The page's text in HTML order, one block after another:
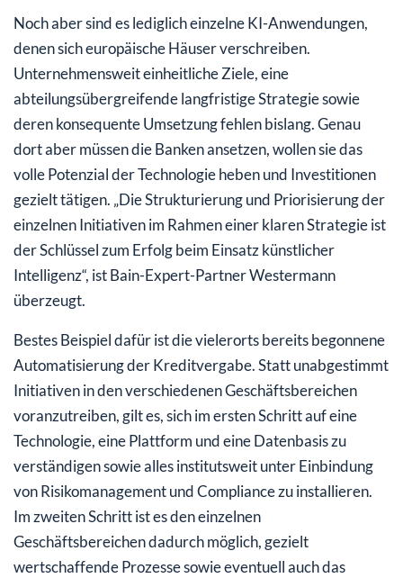
Noch aber sind es lediglich einzelne KI-Anwendungen,
denen sich europäische Häuser verschreiben.
Unternehmensweit einheitliche Ziele, eine
abteilungsübergreifende langfristige Strategie sowie
deren konsequente Umsetzung fehlen bislang. Genau
dort aber müssen die Banken ansetzen, wollen sie das
volle Potenzial der Technologie heben und Investitionen
gezielt tätigen. „Die Strukturierung und Priorisierung der
einzelnen Initiativen im Rahmen einer klaren Strategie ist
der Schlüssel zum Erfolg beim Einsatz künstlicher
Intelligenz“, ist Bain-Expert-Partner Westermann
überzeugt.
Bestes Beispiel dafür ist die vielerorts bereits begonnene
Automatisierung der Kreditvergabe. Statt unabgestimmt
Initiativen in den verschiedenen Geschäftsbereichen
voranzutreiben, gilt es, sich im ersten Schritt auf eine
Technologie, eine Plattform und eine Datenbasis zu
verständigen sowie alles institutsweit unter Einbindung
von Risikomanagement und Compliance zu installieren.
Im zweiten Schritt ist es den einzelnen
Geschäftsbereichen dadurch möglich, gezielt
wertschaffende Prozesse sowie eventuell auch das